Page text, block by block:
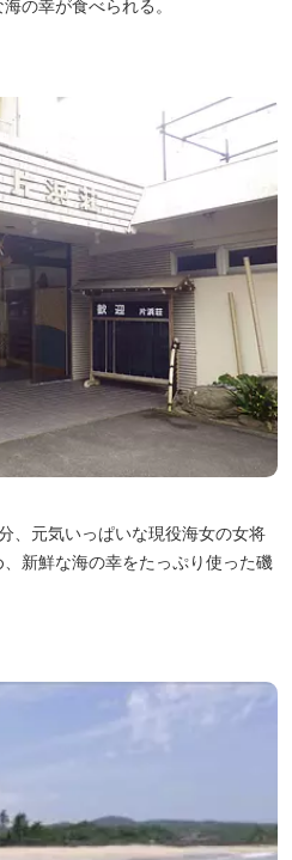
の幸が食べられる。
、元気いっぱいな現役海女の女将
新鮮な海の幸をたっぷり使った磯